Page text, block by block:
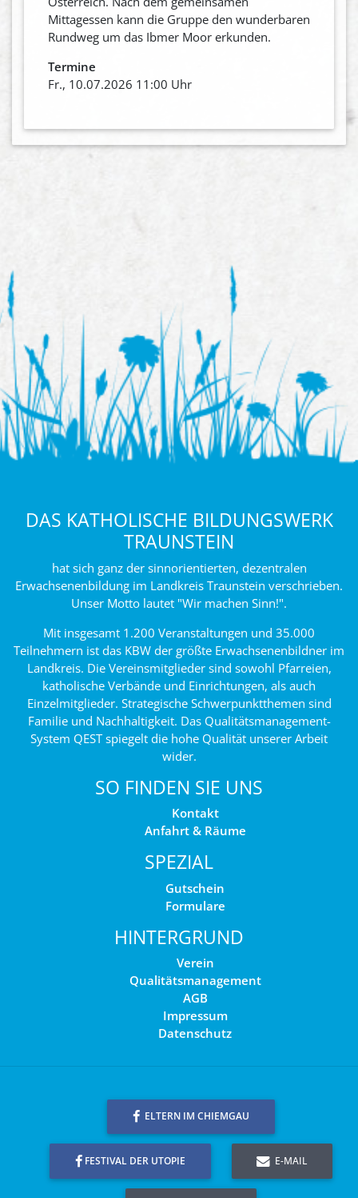
Mittagessen kann die Gruppe den wunderbaren
Rundweg um das Ibmer Moor erkunden.
Termine
Fr., 10.07.2026 11:00 Uhr
DAS KATHOLISCHE BILDUNGSWERK
TRAUNSTEIN
hat sich ganz der sinnorientierten, dezentralen
Erwachsenenbildung im Landkreis Traunstein verschrieben.
Unser Motto lautet "Wir machen Sinn!".
Mit insgesamt 1.200 Veranstaltungen und 35.000
Teilnehmern ist das KBW der größte Erwachsenenbildner im
Landkreis. Die Vereinsmitglieder sind sowohl Pfarreien,
katholische Verbände und Einrichtungen, als auch
Einzelmitglieder. Strategische Schwerpunktthemen sind
Familie und Nachhaltigkeit. Das Qualitätsmanagement-
System QEST spiegelt die hohe Qualität unserer Arbeit
wider.
SO FINDEN SIE UNS
Kontakt
Anfahrt & Räume
SPEZIAL
Gutschein
Formulare
HINTERGRUND
Verein
Qualitätsmanagement
AGB
Impressum
Datenschutz
ELTERN IM CHIEMGAU
FESTIVAL DER UTOPIE E-MAIL